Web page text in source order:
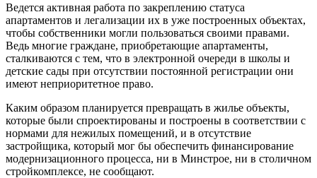
Ведется активная работа по закреплению статуса
апартаментов и легализации их в уже построенных объектах,
чтобы собственники могли пользоваться своими правами.
Ведь многие граждане, приобретающие апартаменты,
сталкиваются с тем, что в электронной очереди в школы и
детские сады при отсутствии постоянной регистрации они
имеют неприоритетное право.
Каким образом планируется превращать в жилье объекты,
которые были спроектированы и построены в соответствии с
нормами для нежилых помещений, и в отсутствие
застройщика, который мог бы обеспечить финансирование
модернизационного процесса, ни в Минстрое, ни в столичном
стройкомплексе, не сообщают.